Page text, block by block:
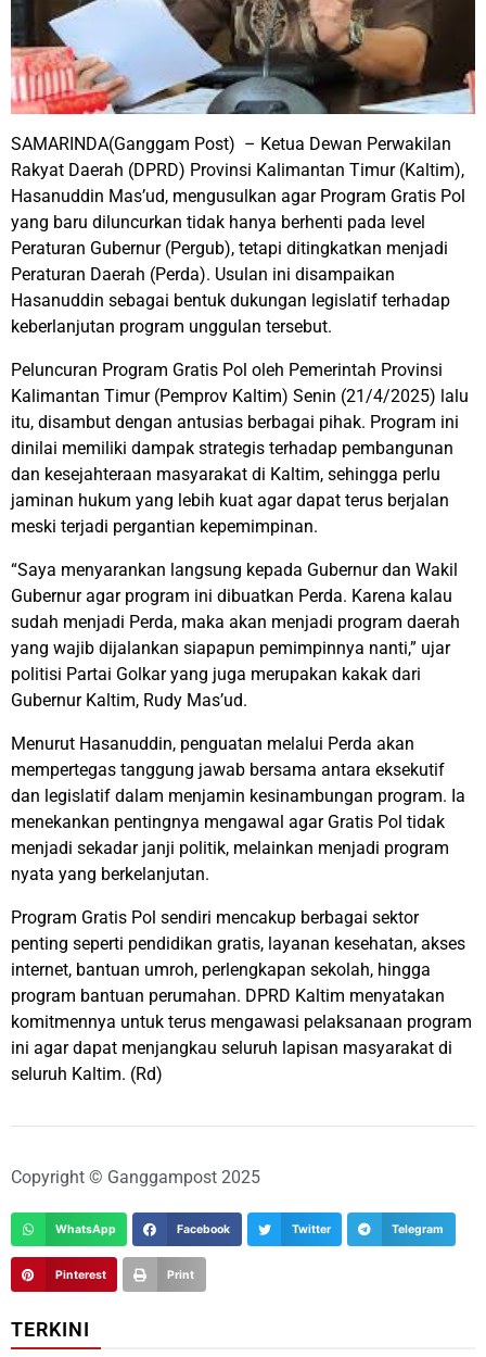
SAMARINDA(Ganggam Post) – Ketua Dewan Perwakilan
Rakyat Daerah (DPRD) Provinsi Kalimantan Timur (Kaltim),
Hasanuddin Mas’ud, mengusulkan agar Program Gratis Pol
yang baru diluncurkan tidak hanya berhenti pada level
Peraturan Gubernur (Pergub), tetapi ditingkatkan menjadi
Peraturan Daerah (Perda). Usulan ini disampaikan
Hasanuddin sebagai bentuk dukungan legislatif terhadap
keberlanjutan program unggulan tersebut.
Peluncuran Program Gratis Pol oleh Pemerintah Provinsi
Kalimantan Timur (Pemprov Kaltim) Senin (21/4/2025) lalu
itu, disambut dengan antusias berbagai pihak. Program ini
dinilai memiliki dampak strategis terhadap pembangunan
dan kesejahteraan masyarakat di Kaltim, sehingga perlu
jaminan hukum yang lebih kuat agar dapat terus berjalan
meski terjadi pergantian kepemimpinan.
“Saya menyarankan langsung kepada Gubernur dan Wakil
Gubernur agar program ini dibuatkan Perda. Karena kalau
sudah menjadi Perda, maka akan menjadi program daerah
yang wajib dijalankan siapapun pemimpinnya nanti,” ujar
politisi Partai Golkar yang juga merupakan kakak dari
Gubernur Kaltim, Rudy Mas’ud.
Menurut Hasanuddin, penguatan melalui Perda akan
mempertegas tanggung jawab bersama antara eksekutif
dan legislatif dalam menjamin kesinambungan program. Ia
menekankan pentingnya mengawal agar Gratis Pol tidak
menjadi sekadar janji politik, melainkan menjadi program
nyata yang berkelanjutan.
Program Gratis Pol sendiri mencakup berbagai sektor
penting seperti pendidikan gratis, layanan kesehatan, akses
internet, bantuan umroh, perlengkapan sekolah, hingga
program bantuan perumahan. DPRD Kaltim menyatakan
komitmennya untuk terus mengawasi pelaksanaan program
ini agar dapat menjangkau seluruh lapisan masyarakat di
seluruh Kaltim. (Rd)
Copyright © Ganggampost 2025
WhatsApp Facebook Twitter Telegram
Pinterest Print
TERKINI